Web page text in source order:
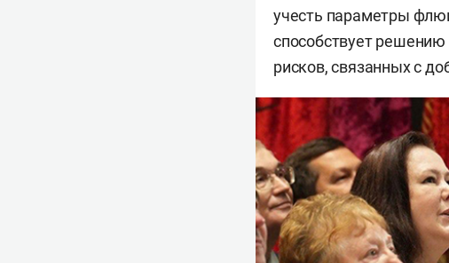
учесть параметры
способствует
рисков, связанных с